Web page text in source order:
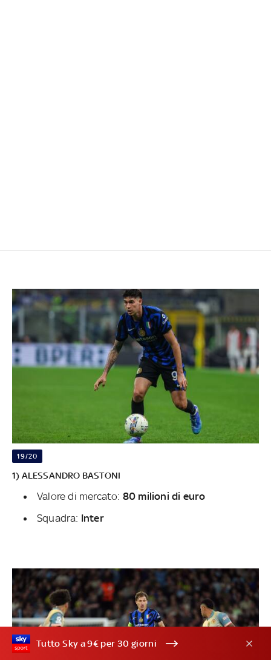
19/20
1) ALESSANDRO BASTONI
Valore di mercato: 80 milioni di euro
Squadra: Inter
Tutto Sky a 9€ per 30 giorni